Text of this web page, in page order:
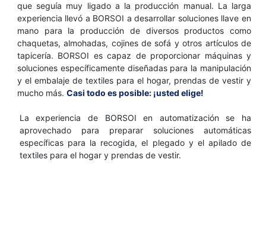
que seguía muy ligado a la producción manual. La larga
experiencia llevó a BORSOI a desarrollar soluciones llave en
mano para la producción de diversos productos como
chaquetas, almohadas, cojines de sofá y otros artículos de
tapicería. BORSOI es capaz de proporcionar máquinas y
soluciones específicamente diseñadas para la manipulación
y el embalaje de textiles para el hogar, prendas de vestir y
mucho más. Casi todo es posible: ¡usted elige!
La experiencia de BORSOI en automatización se ha
aprovechado para preparar soluciones automáticas
específicas para la recogida, el plegado y el apilado de
textiles para el hogar y prendas de vestir.